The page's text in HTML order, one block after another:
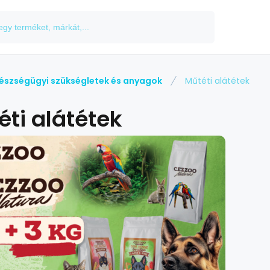
szükségletek és anyagok Műtéti alátétek
alátétek